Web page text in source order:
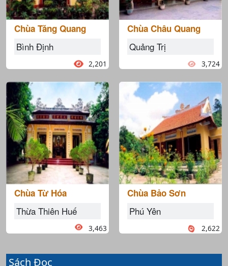
Chùa Tăng Quang
Bình Định
2,201
Chùa Từ Hóa
Thừa Thiên Huế
3,463
Chùa Châu Quang
Quảng Trị
3,724
Chùa Bảo Sơn
Phú Yên
2,622
Sách Đọc